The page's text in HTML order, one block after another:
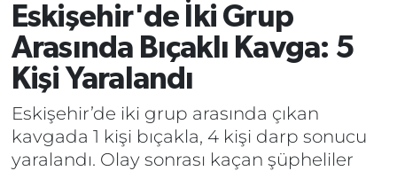
Eskişehir'de İki Grup
Arasında Bıçaklı Kavga: 5
Kişi Yaralandı
Eskişehir’de iki grup arasında çıkan
kavgada 1 kişi bıçakla, 4 kişi darp sonucu
yaralandı. Olay sonrası kaçan şüpheliler